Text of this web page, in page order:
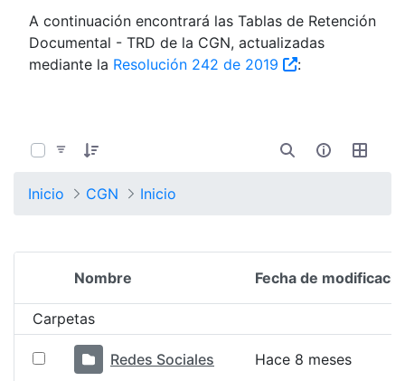
A continuación encontrará las Tablas de Retención
Documental - TRD de la CGN, actualizadas
mediante la Resolución 242 de 2019 :
Inicio CGN Inicio
Selección del elemento
Nombre Fecha de
Carpetas
Redes Sociales Hace 8 meses